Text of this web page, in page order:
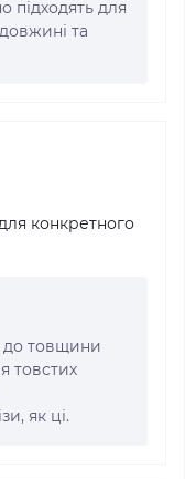
підходять для
та
конкретного
до товщини
товстих
як ці.